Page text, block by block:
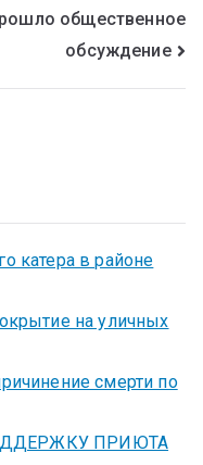
общественное
обсуждение
катера в районе
на уличных
смерти по
ПРИЮТА